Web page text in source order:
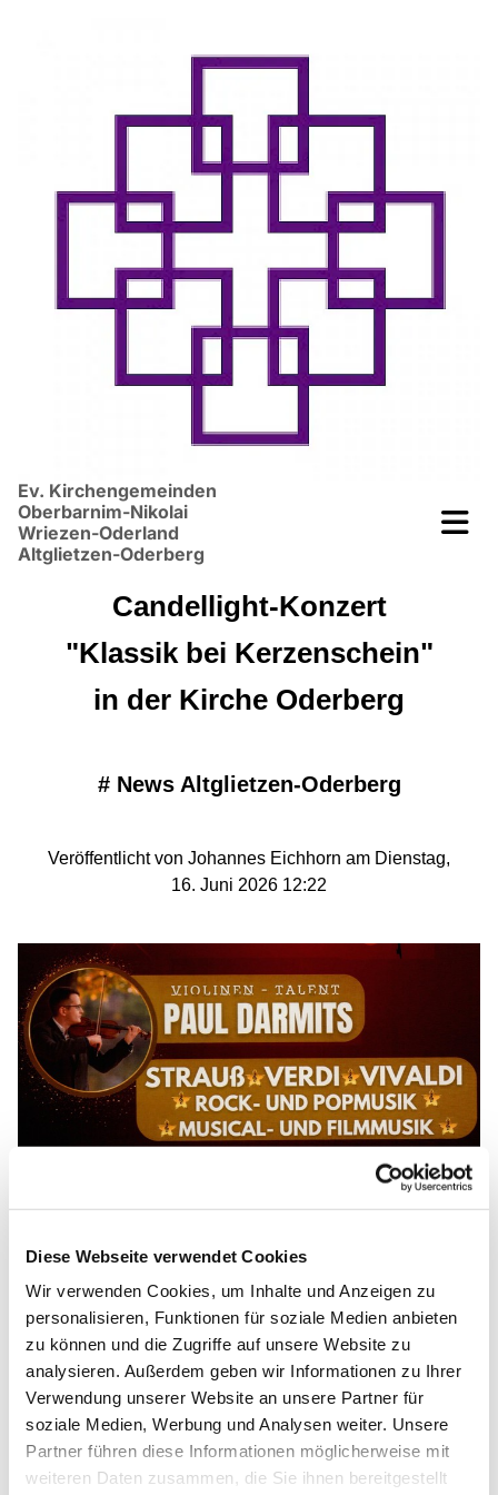
Diese Webseite verwendet Cookies
Wir verwenden Cookies, um Inhalte und Anzeigen zu
personalisieren, Funktionen für soziale Medien anbieten
zu können und die Zugriffe auf unsere Website zu
analysieren. Außerdem geben wir Informationen zu Ihrer
Verwendung unserer Website an unsere Partner für
soziale Medien, Werbung und Analysen weiter. Unsere
Partner führen diese Informationen möglicherweise mit
weiteren Daten zusammen, die Sie ihnen bereitgestellt
Ev. Kirchengemeinden
Oberbarnim-Nikolai
Wriezen-Oderland
Altglietzen-Oderberg
Candellight-Konzert
"Klassik bei Kerzenschein"
in der Kirche Oderberg
# News Altglietzen-Oderberg
Veröffentlicht von Johannes Eichhorn am Dienstag,
16. Juni 2026 12:22
© Louis Pawellek
Candellight-Konzert "Klassik bei
Kerzenschein" in der Kirche Oderberg
Unter dem Motto "Klassik bei Kerzenschein"
präsentiert das Violinentalent Paul Darmits Werke aus
Rock- und Popmusik, Musical- und Filmmusik. Am
Freitag, dem 09.10.2026 in der St. Nikolai Kirche zu
Oderberg wird dieses tolle und romantische Erlebnis
Wirklichkeit. Einlass ist ab 17.30 Uhr. Das Konzert
beginnt dann 18.30 Uhr. Karten sind im Vorverkauf